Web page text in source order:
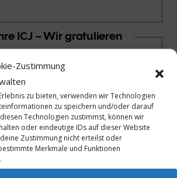
Zustimmung
zu bieten, verwenden wir Technologien
zu speichern und/oder darauf
Technologien zustimmst, können wir
oder eindeutige IDs auf dieser Website
Zustimmung nicht erteilst oder
Merkmale und Funktionen
ICJ – Wir gratulieren